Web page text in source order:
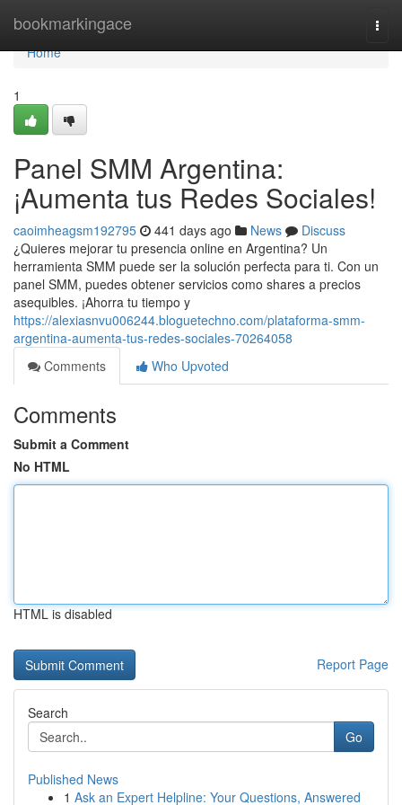
bookmarkingace
Home
Home
1
Panel SMM Argentina:
¡Aumenta tus Redes Sociales!
caoimheagsm192795 441 days ago News
Discuss
¿Quieres mejorar tu presencia online en Argentina? Un
herramienta SMM puede ser la solución perfecta para ti. Con un
panel SMM, puedes obtener servicios como shares a precios
asequibles. ¡Ahorra tu tiempo y
https://alexiasnvu006244.bloguetechno.com/plataforma-smm-
argentina-aumenta-tus-redes-sociales-70264058
Comments
Who Upvoted
Comments
Submit a Comment
No HTML
HTML is disabled
Report Page
Search
Go
Published News
1 Ask an Expert Helpline: Your Questions, Answered